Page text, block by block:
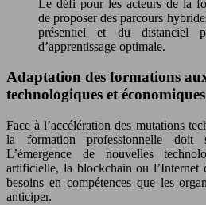
Le défi pour les acteurs de la
de proposer des parcours
présentiel et du distanciel
d’apprentissage optimale.
Adaptation des formations
technologiques et économiques
Face à l’accélération des mutations
la formation professionnelle doit
L’émergence de nouvelles
artificielle, la blockchain ou l’Internet
besoins en compétences que les
anticiper.